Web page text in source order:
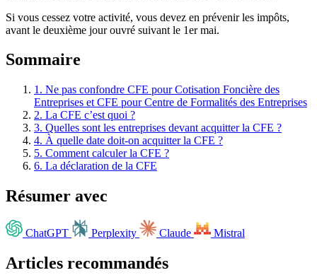
Si vous cessez votre activité, vous devez en prévenir les impôts,
avant le deuxième jour ouvré suivant le 1er mai.
Sommaire
1. Ne pas confondre CFE pour Cotisation Foncière des
Entreprises et CFE pour Centre de Formalités des Entreprises
2. La CFE c’est quoi ?
3. Quelles sont les entreprises devant acquitter la CFE ?
4. À quelle date doit-on acquitter la CFE ?
5. Comment calculer la CFE ?
6. La déclaration de la CFE
Résumer avec
ChatGPT Perplexity Claude Mistral
Articles recommandés